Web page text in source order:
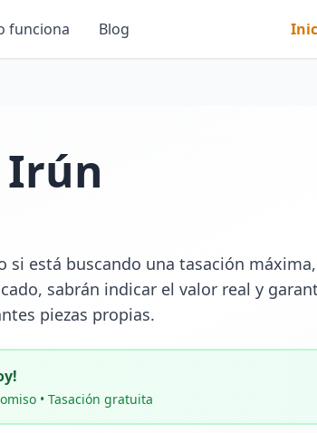
funciona Blog
Irún
si está buscando una tasación
sabrán indicar el valor real y
piezas propias.
• Tasación gratuita